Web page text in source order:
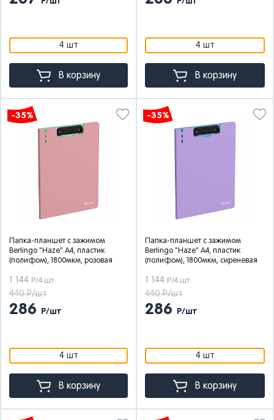
4 шт
В корзину
4 шт
В корзину
-35%
Папка-планшет с зажимом
Berlingo "Haze" А4, пластик
(полифом), 1800мкм, розовая
1 144 Р/4 шт
440 Р/шт
286 Р/шт
4 шт
В корзину
-35%
Папка-планшет с зажимом
Berlingo "Haze" А4, пластик
(полифом), 1800мкм, сиреневая
1 144 Р/4 шт
440 Р/шт
286 Р/шт
4 шт
В корзину